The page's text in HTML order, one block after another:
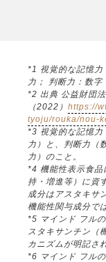
*1 視覚的な記憶力
力； 判断力：数
*2 出典 公益財団
（2022） https://
tyoju/rouka/nou-
*3 視覚的な記憶力
力）と、判断力（
力）のこと。
*4 機能性表示食品
持・増進等）に資
成分はアスタキサ
機能性関与成分で
*5 マインド フル
スタキサンチン（
カニズムが明記さ
*6 マインド フル